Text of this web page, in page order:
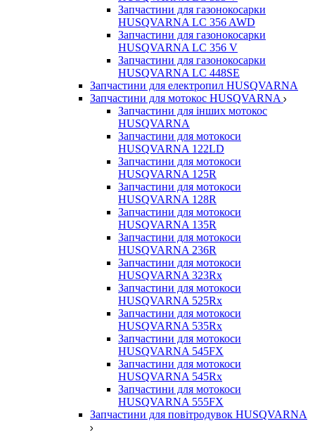
Запчастини для газонокосарки
HUSQVARNA LC 356 AWD
Запчастини для газонокосарки
HUSQVARNA LC 356 V
Запчастини для газонокосарки
HUSQVARNA LC 448SE
Запчастини для електропил HUSQVARNA
Запчастини для мотокос HUSQVARNA
Запчастини для інших мотокос
HUSQVARNA
Запчастини для мотокоси
HUSQVARNA 122LD
Запчастини для мотокоси
HUSQVARNA 125R
Запчастини для мотокоси
HUSQVARNA 128R
Запчастини для мотокоси
HUSQVARNA 135R
Запчастини для мотокоси
HUSQVARNA 236R
Запчастини для мотокоси
HUSQVARNA 323Rx
Запчастини для мотокоси
HUSQVARNA 525Rx
Запчастини для мотокоси
HUSQVARNA 535Rx
Запчастини для мотокоси
HUSQVARNA 545FX
Запчастини для мотокоси
HUSQVARNA 545Rx
Запчастини для мотокоси
HUSQVARNA 555FX
Запчастини для повітродувок HUSQVARNA